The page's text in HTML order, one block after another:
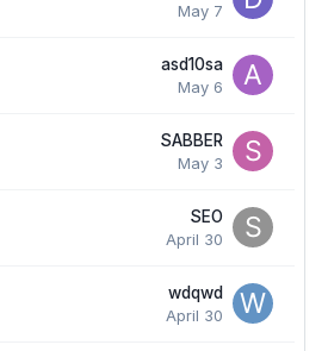
May 7
asd10sa
May 6
SABBER
May 3
SEO
April 30
wdqwd
April 30